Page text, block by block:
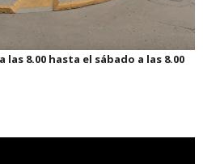
8.00 hasta el sábado a las 8.00